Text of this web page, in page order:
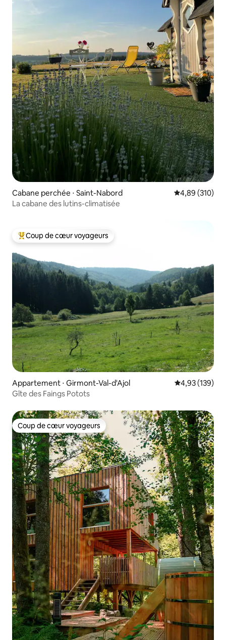
Cabane perchée ⋅ Saint-Nabord Évaluation
4,89 (310)
La cabane des lutins-climatisée
Coups de cœur voyageurs les plus appréciés
Coup de cœur voyageurs
Appartement ⋅ Girmont-Val-d'Ajol Évaluation
4,93 (139)
Gîte des Faings Potots
Coup de cœur voyageurs
Coup de cœur voyageurs